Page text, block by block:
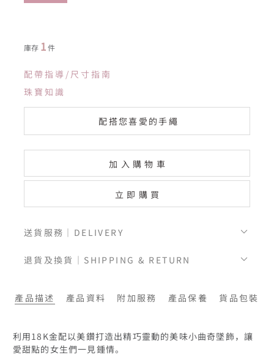
庫存 1件
配帶指導/尺寸指南
珠寶知識
配搭您喜愛的手繩
加入購物車
立即購買
送貨服務｜DELIVERY
退貨及換貨｜SHIPPING & RETURN
產品描述 產品資料 附加服務 產品保養 貨品包裝
利用18K金配以美鑽打造出精巧靈動的美味小曲奇墜飾，讓
愛甜點的女生們一見鍾情。